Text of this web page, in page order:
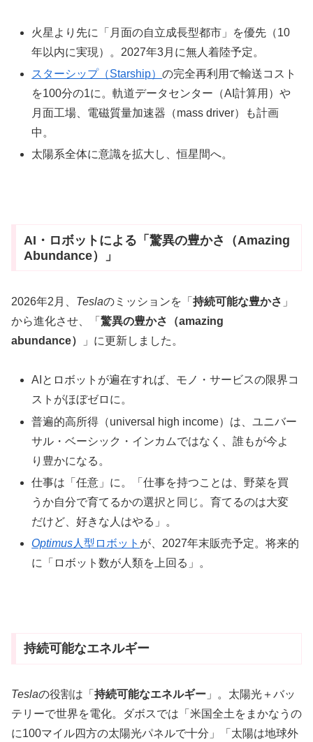
火星より先に「月面の自立成長型都市」を優先（10
年以内に実現）。2027年3月に無人着陸予定。
スターシップ（Starship）の完全再利用で輸送コスト
を100分の1に。軌道データセンター（AI計算用）や
月面工場、電磁質量加速器（mass driver）も計画
中。
太陽系全体に意識を拡大し、恒星間へ。
AI・ロボットによる「驚異の豊かさ（Amazing
Abundance）」
2026年2月、 Teslaのミッションを「 持続可能な豊かさ 」
から進化させ、「 驚異の豊かさ（amazing
abundance）
」に更新しました。
AIとロボットが遍在すれば、モノ・サービスの限界コ
ストがほぼゼロに。
普遍的高所得（universal high income）は、ユニバー
サル・ベーシック・インカムではなく、誰もが今よ
り豊かになる。
仕事は「任意」に。「仕事を持つことは、野菜を買
うか自分で育てるかの選択と同じ。育てるのは大変
だけど、好きな人はやる」。
Optimus人型ロボット が、2027年末販売予定。将来的
に「ロボット数が人類を上回る」。
持続可能なエネルギー
Teslaの役割は「 持続可能なエネルギー 」。太陽光＋バッ
テリーで世界を電化。ダボスでは「米国全土をまかなうの
に100マイル四方の太陽光パネルで十分」「太陽は地球外